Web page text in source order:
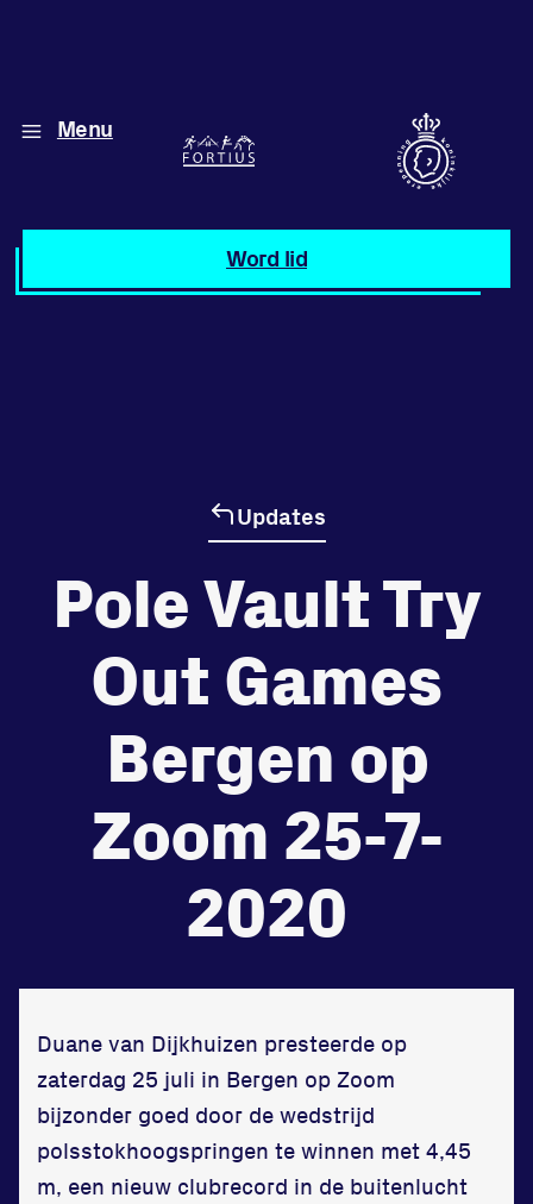
Menu
Word lid
Diverse disciplines
Atletiek
Beheersde
tegenstander
Worstelen
Prestaties op afstanden
zet je samen
Zet een personal record
in onze gym
Fitness
Updates
Pole Vault Try
Out Games
Bergen op
Zoom 25-7-
2020
Duane van Dijkhuizen presteerde op
zaterdag 25 juli in Bergen op Zoom
bijzonder goed door de wedstrijd
polsstokhoogspringen te winnen met 4,45
m, een nieuw clubrecord in de buitenlucht